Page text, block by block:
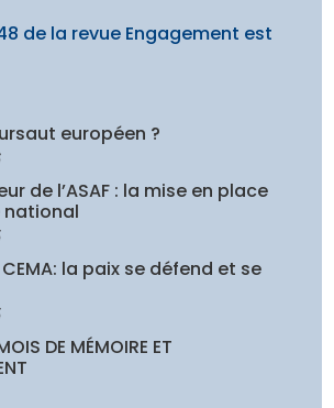
de la revue Engagement est
européen ?
de l’ASAF : la mise en place
national
la paix se défend et se
DE MÉMOIRE ET